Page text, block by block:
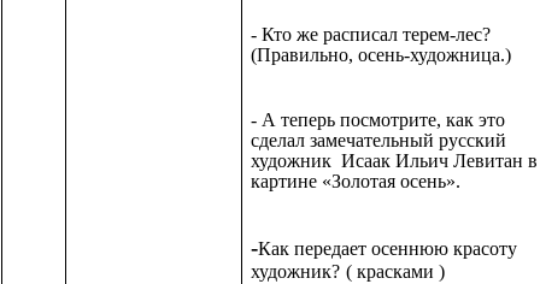
- Кто же расписал терем-лес?
(Правильно, осень-художница.)
- А теперь посмотрите, как это
сделал замечательный русский
художник Исаак Ильич Левитан в
картине «Золотая осень».
-Как передает осеннюю красоту
художник? ( красками )